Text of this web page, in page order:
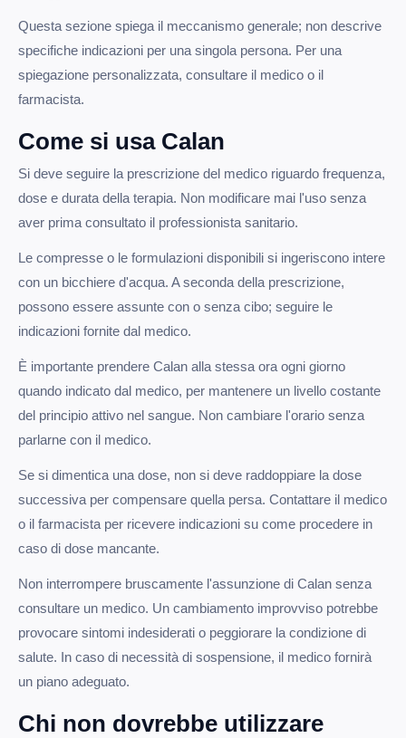
Questa sezione spiega il meccanismo generale; non descrive
specifiche indicazioni per una singola persona. Per una
spiegazione personalizzata, consultare il medico o il
farmacista.
Come si usa Calan
Si deve seguire la prescrizione del medico riguardo frequenza,
dose e durata della terapia. Non modificare mai l'uso senza
aver prima consultato il professionista sanitario.
Le compresse o le formulazioni disponibili si ingeriscono intere
con un bicchiere d'acqua. A seconda della prescrizione,
possono essere assunte con o senza cibo; seguire le
indicazioni fornite dal medico.
È importante prendere Calan alla stessa ora ogni giorno
quando indicato dal medico, per mantenere un livello costante
del principio attivo nel sangue. Non cambiare l'orario senza
parlarne con il medico.
Se si dimentica una dose, non si deve raddoppiare la dose
successiva per compensare quella persa. Contattare il medico
o il farmacista per ricevere indicazioni su come procedere in
caso di dose mancante.
Non interrompere bruscamente l'assunzione di Calan senza
consultare un medico. Un cambiamento improvviso potrebbe
provocare sintomi indesiderati o peggiorare la condizione di
salute. In caso di necessità di sospensione, il medico fornirà
un piano adeguato.
Chi non dovrebbe utilizzare